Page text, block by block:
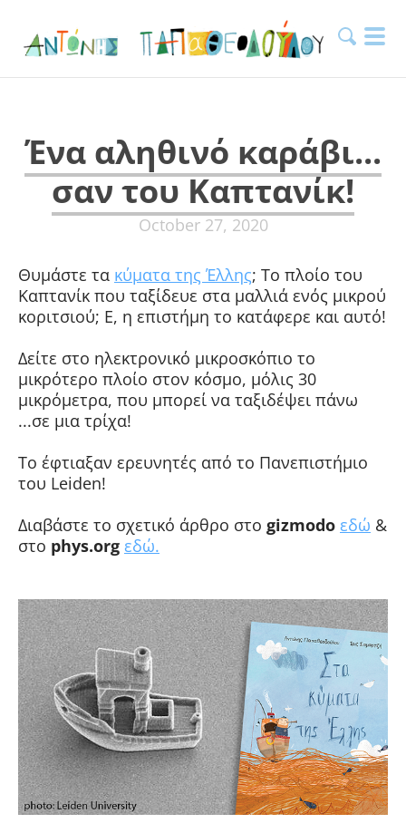
Ένα αληθινό καράβι...
σαν του Καπτανίκ!
October 27, 2020
Θυμάστε τα κύματα της Έλλης; Το πλοίο του
Καπτανίκ που ταξίδευε στα μαλλιά ενός μικρού
κοριτσιού; Ε, η επιστήμη το κατάφερε και αυτό!
Δείτε στο ηλεκτρονικό μικροσκόπιο το
μικρότερο πλοίο στον κόσμο, μόλις 30
μικρόμετρα, που μπορεί να ταξιδέψει πάνω
...σε μια τρίχα!
To έφτιαξαν ερευνητές από το Πανεπιστήμιο
του Leiden!
Διαβάστε το σχετικό άρθρο στο gizmodo εδώ &
στο phys.org εδώ.